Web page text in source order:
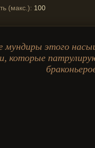
(макс.): 100
мундиры этого
которые